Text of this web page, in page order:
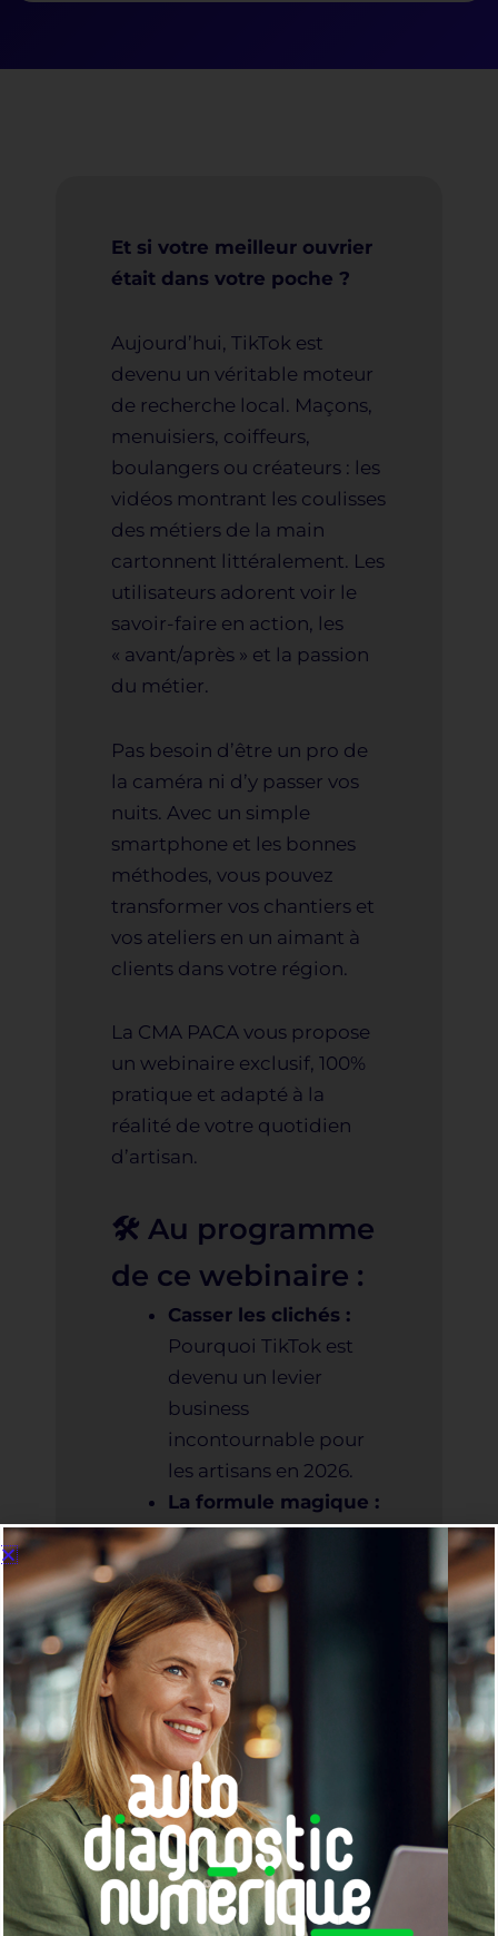
Et si votre meilleur ouvrier
était dans votre poche ?
Aujourd’hui, TikTok est
devenu un véritable moteur
de recherche local. Maçons,
menuisiers, coiffeurs,
boulangers ou créateurs : les
vidéos montrant les coulisses
des métiers de la main
cartonnent littéralement. Les
utilisateurs adorent voir le
savoir-faire en action, les
« avant/après » et la passion
du métier.
Pas besoin d’être un pro de
la caméra ni d’y passer vos
nuits. Avec un simple
smartphone et les bonnes
méthodes, vous pouvez
transformer vos chantiers et
vos ateliers en un aimant à
clients dans votre région.
La CMA PACA vous propose
un webinaire exclusif, 100%
pratique et adapté à la
réalité de votre quotidien
d’artisan.
🛠️ Au programme
de ce webinaire :
Casser les clichés :
Pourquoi TikTok est
devenu un levier
business
incontournable pour
les artisans en 2026.
La formule magique :
Comment filmer votre
quotidien (sans
montrer votre visage si
vous êtes timide) pour
captiver l’algorithme.
Le kit de démarrage :
Le matériel minimum
(et pas cher) à avoir et
les règles d’or pour
monter une vidéo en 10
minutes chrono.
Du virtuel au réel :La
méthode simple pour